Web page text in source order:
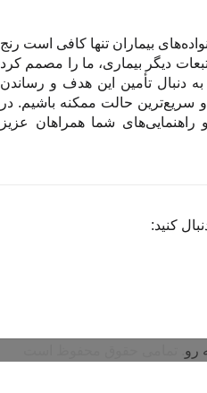
بیماران تنها کافی است رنج
دیگر بیماری، ما را مصمم کرد
دنبال تأمین این هدف و رساندن
سریع‌ترین حالت ممکنه باشیم. در
شما همراهان عزیز
کنید:
رو